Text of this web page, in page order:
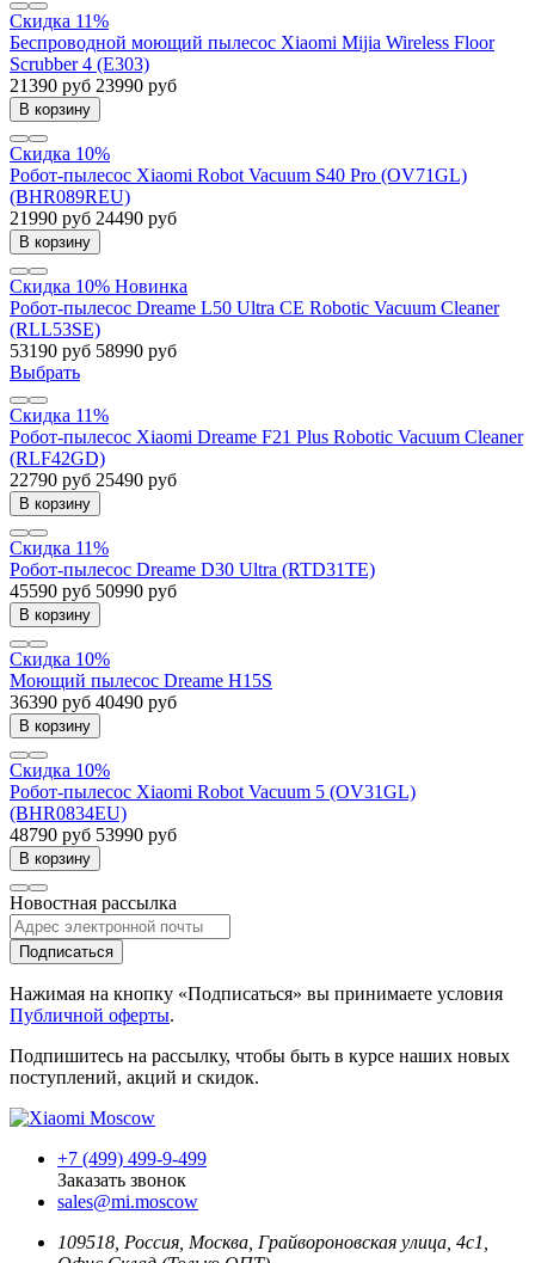
Скидка 11%
Беспроводной моющий пылесос Xiaomi Mijia Wireless Floor
Scrubber 4 (E303)
21390 руб 23990 руб
В корзину
Скидка 10%
Робот-пылесос Xiaomi Robot Vacuum S40 Pro (OV71GL)
(BHR089REU)
21990 руб 24490 руб
В корзину
Скидка 10% Новинка
Робот-пылесос Dreame L50 Ultra CE Robotic Vacuum Cleaner
(RLL53SE)
53190 руб 58990 руб
Выбрать
Скидка 11%
Робот-пылесос Xiaomi Dreame F21 Plus Robotic Vacuum Cleaner
(RLF42GD)
22790 руб 25490 руб
В корзину
Скидка 11%
Робот-пылесос Dreame D30 Ultra (RTD31TE)
45590 руб 50990 руб
В корзину
Скидка 10%
Моющий пылесос Dreame H15S
36390 руб 40490 руб
В корзину
Скидка 10%
Робот-пылесос Xiaomi Robot Vacuum 5 (OV31GL)
(BHR0834EU)
48790 руб 53990 руб
В корзину
Новостная рассылка
Подписаться
Нажимая на кнопку «Подписаться» вы принимаете условия
Публичной оферты.
Подпишитесь на рассылку, чтобы быть в курсе наших новых
поступлений, акций и скидок.
+7 (499) 499-9-499
Заказать звонок
sales@mi.moscow
109518, Россия Москва , Грайвороновская улица, 4с1,